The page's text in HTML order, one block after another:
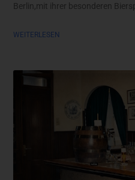
Berlin,mit ihrer besonderen
WEITERLESEN